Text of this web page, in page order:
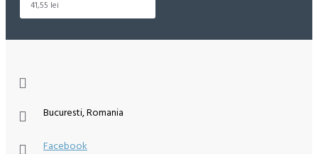
41,55 lei
Bucuresti, Romania
Facebook